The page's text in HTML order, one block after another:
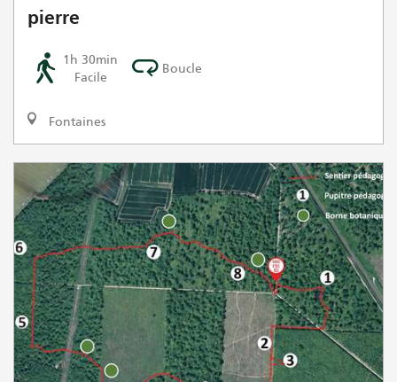
pierre
1h 30min
Facile
Boucle
Fontaines